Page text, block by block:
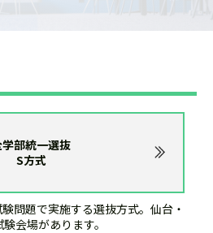
部統一選抜
S方式
問題で実施する選抜方式。仙台・
会場があります。